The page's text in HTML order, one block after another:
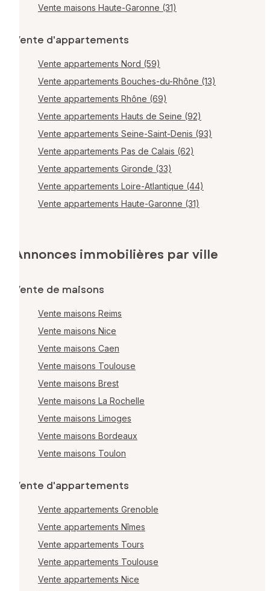
Vente maisons Haute-Garonne (31)
Vente d'appartements
Vente appartements Nord (59)
Vente appartements Bouches-du-Rhône (13)
Vente appartements Rhône (69)
Vente appartements Hauts de Seine (92)
Vente appartements Seine-Saint-Denis (93)
Vente appartements Pas de Calais (62)
Vente appartements Gironde (33)
Vente appartements Loire-Atlantique (44)
Vente appartements Haute-Garonne (31)
Annonces immobilières par ville
Vente de maisons
Vente maisons Reims
Vente maisons Nice
Vente maisons Caen
Vente maisons Toulouse
Vente maisons Brest
Vente maisons La Rochelle
Vente maisons Limoges
Vente maisons Bordeaux
Vente maisons Toulon
Vente d'appartements
Vente appartements Grenoble
Vente appartements Nîmes
Vente appartements Tours
Vente appartements Toulouse
Vente appartements Nice